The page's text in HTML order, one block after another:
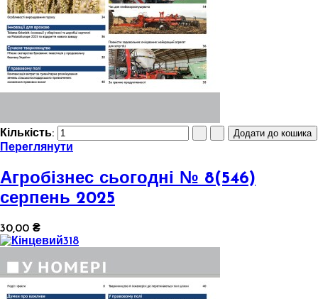
Кількість:
Переглянути
Агробізнес сьогодні № 8(546)
серпень 2025
30,00 ₴